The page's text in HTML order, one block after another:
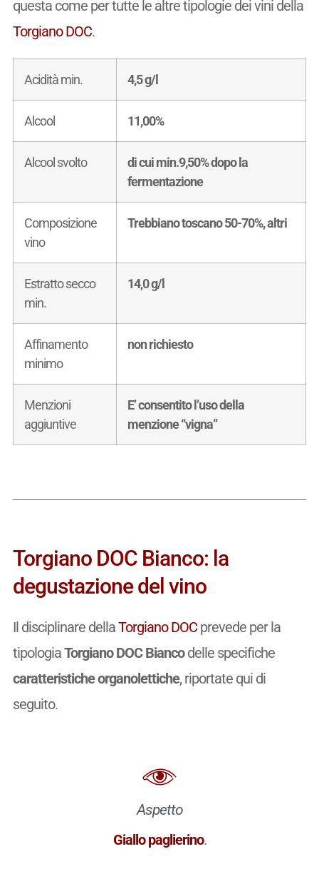
questa come per tutte le altre tipologie dei vini della
Torgiano DOC.
Acidità min. 4,5 g/l
Alcool 11,00%
Alcool svolto
di cui min.9,50% dopo la
fermentazione
Composizione
vino
Trebbiano toscano 50-70%, altri
Estratto secco
min.
14,0 g/l
Affinamento
minimo
non richiesto
Menzioni
aggiuntive
E’ consentito l’uso della
menzione “vigna”
Torgiano DOC Bianco: la
degustazione del vino
Il disciplinare dellaTorgiano DOCprevede per la
tipologiaTorgiano DOC Biancodelle specifiche
caratteristiche organolettiche, riportate qui di
seguito.
Aspetto
Giallo paglierino.